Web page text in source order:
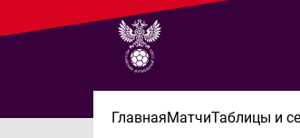
ГлавнаяМатчиТаблицы и